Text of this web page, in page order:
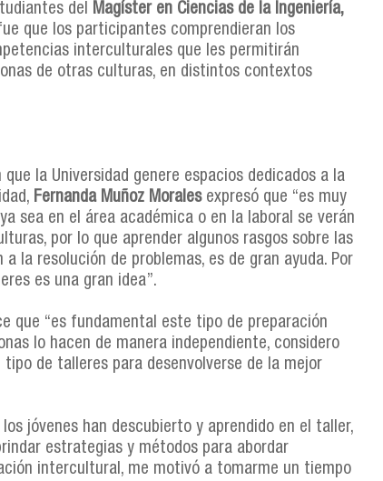
del Magíster en Ciencias de la Ingeniería,
que los participantes comprendieran los
interculturales que les permitirán
de otras culturas, en distintos contextos
la Universidad genere espacios dedicados a la
Fernanda Muñoz Moralesexpresó que “es muy
sea en el área académica o en la laboral se verán
por lo que aprender algunos rasgos sobre las
la resolución de problemas, es de gran ayuda. Por
es una gran idea”.
que “es fundamental este tipo de preparación
lo hacen de manera independiente, considero
de talleres para desenvolverse de la mejor
jóvenes han descubierto y aprendido en el taller,
estrategias y métodos para abordar
intercultural, me motivó a tomarme un tiempo